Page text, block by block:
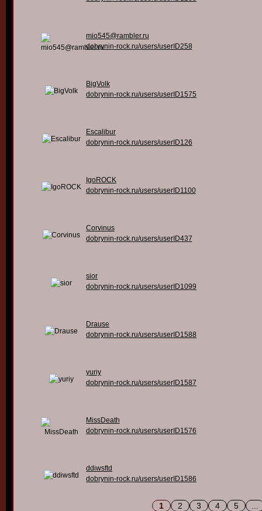
mio545@rambler.ru
dobrynin-rock.ru/users/userID258
BigVolk
dobrynin-rock.ru/users/userID1575
Escalibur
dobrynin-rock.ru/users/userID126
IgoROCK
dobrynin-rock.ru/users/userID1100
Corvinus
dobrynin-rock.ru/users/userID437
sior
dobrynin-rock.ru/users/userID1099
Drause
dobrynin-rock.ru/users/userID1588
yuriy
dobrynin-rock.ru/users/userID1587
MissDeath
dobrynin-rock.ru/users/userID1576
ddiwsftd
dobrynin-rock.ru/users/userID1586
1 2 3 4 5